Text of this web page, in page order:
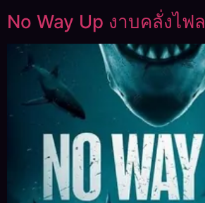
No Way Up งาบคลั่งไฟ